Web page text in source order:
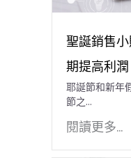
聖誕銷售
期提高利潤
耶誕節和新年
節之…
閱讀更多...